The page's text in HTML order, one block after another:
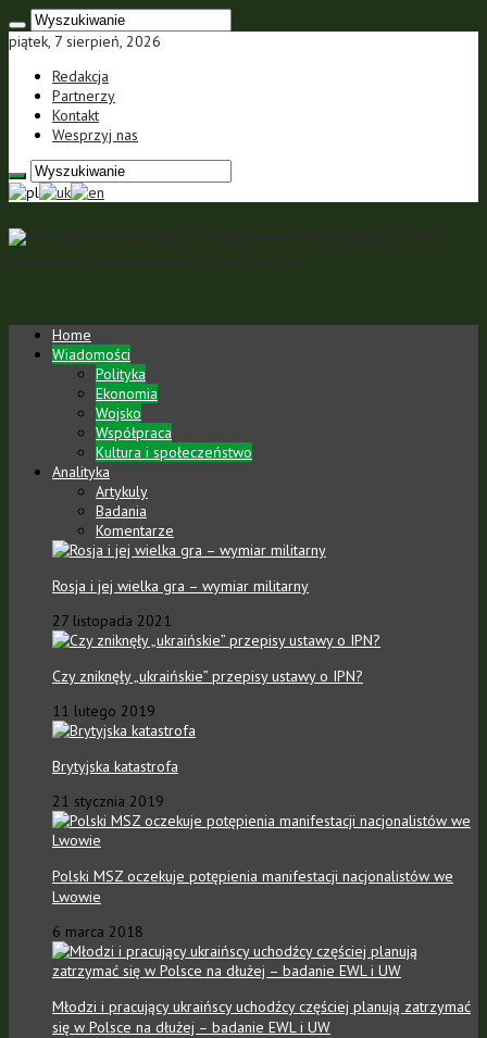
piątek, 7 sierpień, 2026
Redakcja
Partnerzy
Kontakt
Wesprzyj nas
Home
Wiadomości
Polityka
Ekonomia
Wojsko
Współpraca
Kultura i społeczeństwo
Analityka
Artykuly
Badania
Komentarze
Rosja i jej wielka gra – wymiar militarny
27 listopada 2021
Czy zniknęły „ukraińskie” przepisy ustawy o IPN?
11 lutego 2019
Brytyjska katastrofa
21 stycznia 2019
Polski MSZ oczekuje potępienia manifestacji nacjonalistów we
Lwowie
6 marca 2018
Młodzi i pracujący ukraińscy uchodźcy częściej planują zatrzymać
się w Polsce na dłużej – badanie EWL i UW